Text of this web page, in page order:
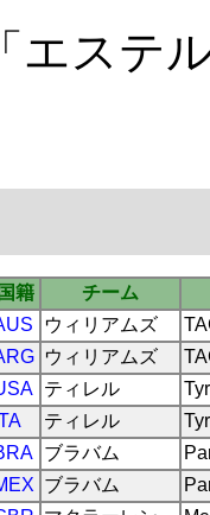
エステ
国籍
チーム
ウィリアムズ
ウィリアムズ
ティレル
ティレル
ブラバム
ブラバム